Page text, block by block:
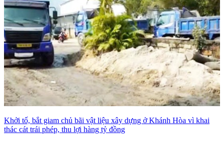
Khởi tố, bắt giam chủ bãi vật liệu xây dựng ở Khánh Hòa vì khai
thác cát trái phép, thu lợi hàng tỷ đồng